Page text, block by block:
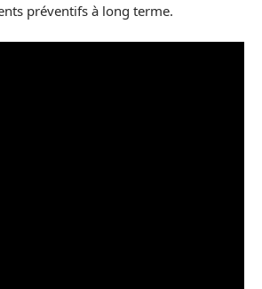
préventifs à long terme.